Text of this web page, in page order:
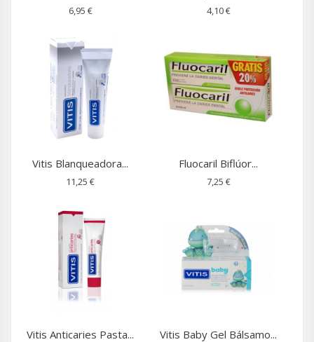
6,95 € 4,10 €
Vitis Blanqueadora...
11,25 €
Fluocaril Biflúor...
7,25 €
Vitis Anticaries Pasta... Vitis Baby Gel Bálsamo...